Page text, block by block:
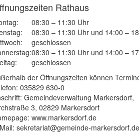
Rathaus
08:30 – 11:30 Uhr
08:30 – 11:30 Uhr und 14:00 –
geschlossen
08:30 – 11:30 Uhr und 14:00 –
geschlossen
der Öffnungszeiten können
035829 630-0
Gemeindeverwaltung Markersdorf,
3, 02829 Markersdorf
www.markersdorf.de
sekretariat@gemeinde-markersdorf.de